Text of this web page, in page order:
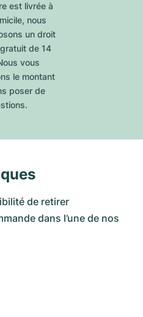
est livrée à
nous
un droit
de 14
vous
le montant
poser de
de retirer
dans l’une de nos